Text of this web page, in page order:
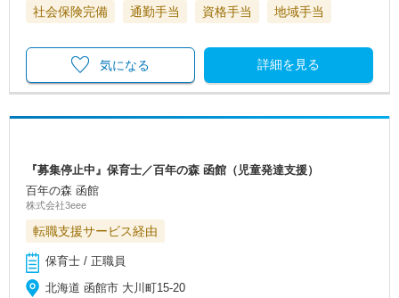
社会保険完備 通勤手当 資格手当 地域手当
詳細を見る
気になる
『募集停止中』保育士／百年の森 函館（児童発達支援）
百年の森 函館
株式会社3eee
転職支援サービス経由
保育士 / 正職員
北海道 函館市 大川町15-20